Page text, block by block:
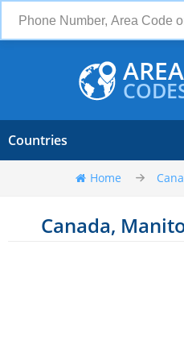
Countries
Home
Canada,